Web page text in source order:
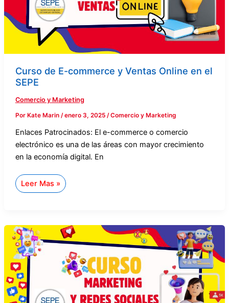
Curso de E-commerce y Ventas Online en el
SEPE
Comercio y Marketing
Por Kate Marin /enero 3, 2025 /Comercio y Marketing
Enlaces Patrocinados: El e-commerce o comercio
electrónico es una de las áreas con mayor crecimiento
en la economía digital. En
Leer Mas »
Curso
de
Marketing
y
Comunicación
en
Redes
Sociales
en
el
SEPE